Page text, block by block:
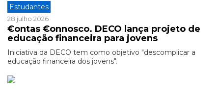
Estudantes
28 julho 2026
€ontas €onnosco. DECO lança projeto de
educação financeira para jovens
Iniciativa da DECO tem como objetivo "descomplicar a
educação financeira dos jovens".